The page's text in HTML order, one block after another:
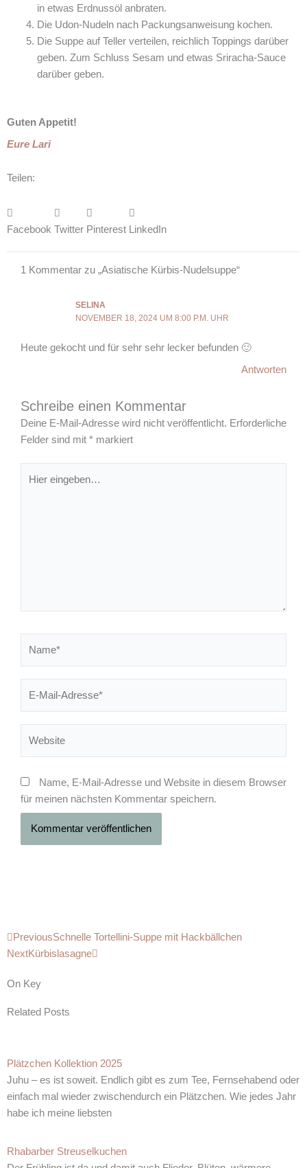
in etwas Erdnussöl anbraten.
Die Udon-Nudeln nach Packungsanweisung kochen.
Die Suppe auf Teller verteilen, reichlich Toppings darüber
geben. Zum Schluss Sesam und etwas Sriracha-Sauce
darüber geben.
Guten Appetit!
Eure Lari
Teilen:
Facebook Twitter Pinterest LinkedIn
1 Kommentar zu „Asiatische Kürbis-Nudelsuppe“
SELINA
NOVEMBER 18, 2024 UM 8:00 P.M. UHR
Heute gekocht und für sehr sehr lecker befunden 🙂
Antworten
Schreibe einen Kommentar
Deine E-Mail-Adresse wird nicht veröffentlicht. Erforderliche
Felder sind mit * markiert
eingeben…
Name, E-Mail-Adresse und Website in diesem Browser
für meinen nächsten Kommentar speichern.
Zurück
PreviousSchnelle Tortellini-Suppe mit Hackbällchen
NextKürbislasagne
Nächster
On Key
Related Posts
Plätzchen Kollektion 2025
Juhu – es ist soweit. Endlich gibt es zum Tee, Fernsehabend oder
einfach mal wieder zwischendurch ein Plätzchen. Wie jedes Jahr
habe ich meine liebsten
Rhabarber Streuselkuchen